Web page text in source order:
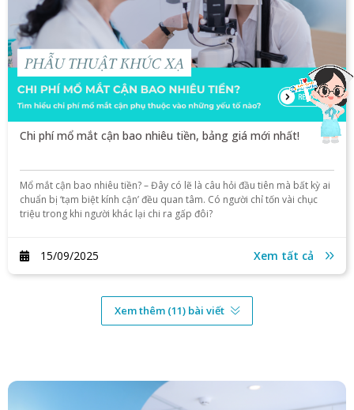
Chi phí mổ mắt cận bao nhiêu tiền, bảng giá mới nhất!
Mổ mắt cận bao nhiêu tiền? – Đây có lẽ là câu hỏi đầu tiên mà bất kỳ ai
chuẩn bị ‘tạm biệt kính cận’ đều quan tâm. Có người chỉ tốn vài chục
triệu trong khi người khác lại chi ra gấp đôi?
15/09/2025 Xem tất cả
Xem thêm (11) bài viết